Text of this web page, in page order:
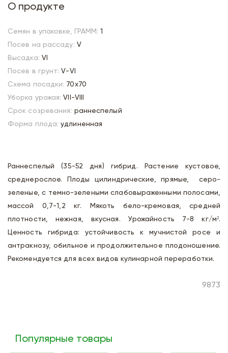
О продукте
Семян в упаковке, ГРАММ: 1
Посев на рассаду: V
Высадка: VI
Посев в грунт: V-VI
Схема посадки: 70х70
Уборка урожая: VII-VIII
Срок созревания: раннеспелый
Форма плода: удлиненная
Раннеспелый (35-52 дня) гибрид. Растение кустовое,
среднерослое. Плоды цилиндрические, прямые, серо-
зеленые, с темно-зелеными слабовыраженными полосами,
массой 0,7-1,2 кг. Мякоть бело-кремовая, средней
плотности, нежная, вкусная. Урожайность 7-8 кг/м².
Ценность гибрида: устойчивость к мучнистой росе и
антракнозу, обильное и продолжительное плодоношение.
Рекомендуется для всех видов кулинарной переработки.
9873
Популярные товары